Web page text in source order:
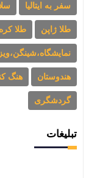
سفر به ایتالیا
طلا ژاپن طلا
نمایشگاه،شینگن،ویزا
هندوستان هنگ
گردشگری
تبلیغات